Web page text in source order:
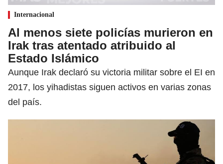
Internacional
Al menos siete policías murieron en
Irak tras atentado atribuido al
Estado Islámico
Aunque Irak declaró su victoria militar sobre el EI en
2017, los yihadistas siguen activos en varias zonas
del país.